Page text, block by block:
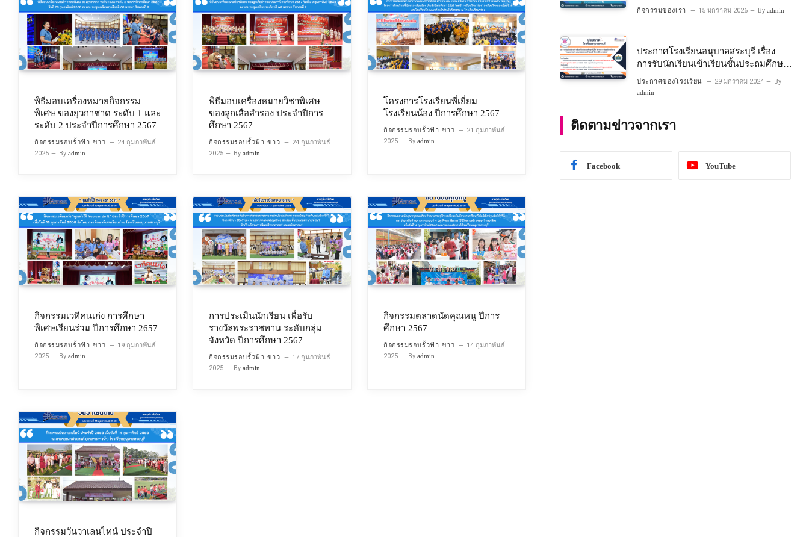
พิธีมอบเครื่องหมายกิจกรรม
พิเศษ ของยุวกาชาด ระดับ 1 และ
ระดับ 2 ประจำปีการศึกษา 2567
กิจกรรมรอบรั้วฟ้า-ขาว
24 กุมภาพันธ์
2025
By admin
พิธีมอบเครื่องหมายวิชาพิเศษ
ของลูกเสือสำรอง ประจำปีการ
ศึกษา 2567
กิจกรรมรอบรั้วฟ้า-ขาว
24 กุมภาพันธ์
2025
By admin
โครงการโรงเรียนพี่เยี่ยม
โรงเรียนน้อง ปีการศึกษา 2567
กิจกรรมรอบรั้วฟ้า-ขาว
21 กุมภาพันธ์
2025
By admin
กิจกรรมเวทีคนเก่ง การศึกษา
พิเศษเรียนร่วม ปีการศึกษา 2657
กิจกรรมรอบรั้วฟ้า-ขาว
19 กุมภาพันธ์
2025
By admin
การประเมินนักเรียน เพื่อรับ
รางวัลพระราชทาน ระดับกลุ่ม
จังหวัด ปีการศึกษา 2567
กิจกรรมรอบรั้วฟ้า-ขาว
17 กุมภาพันธ์
2025
By admin
กิจกรรมตลาดนัดคุณหนู ปีการ
ศึกษา 2567
กิจกรรมรอบรั้วฟ้า-ขาว
14 กุมภาพันธ์
2025
By admin
กิจกรรมวันวาเลนไทน์ ประจำปี
ระดับชั้นอนุบาลปีที่ ๒ ประจำปีการศึกษา
กิจกรรมของเรา 15 มกราคม 2026 By admin
ประกาศโรงเรียนอนุบาลสระบุรี เรื่อง
การรับนักเรียนเข้าเรียนชั้นประถมศึกษา
ปีที่ 1 โครงการห้องเรียนพิเศษ
วิทยาศาสตร์ และคณิตศาสตร์ ประจําปี
ประกาศของโรงเรียน 29 มกราคม 2024 By
admin
ติดตามข่าวจากเรา
Facebook YouTube